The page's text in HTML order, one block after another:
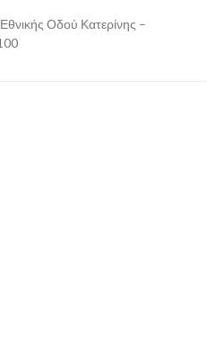
Οδού Κατερίνης –